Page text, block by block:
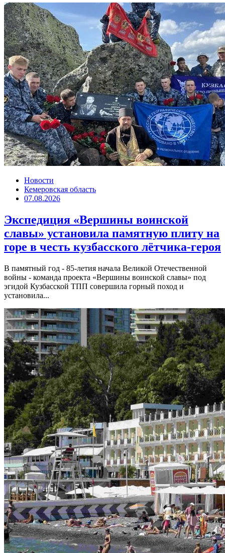
Новости
Кемеровская область
07.08.2026
Экспедиция «Вершины воинской
славы» установила памятную плиту на
горе в честь кузбасского лётчика-героя
В памятный год - 85-летия начала Великой Отечественной
войны - команда проекта «Вершины воинской славы» под
эгидой Кузбасской ТПП совершила горный поход и
установила...